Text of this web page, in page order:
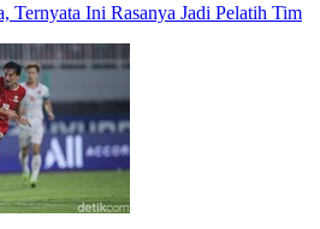
Ternyata Ini Rasanya Jadi Pelatih Tim